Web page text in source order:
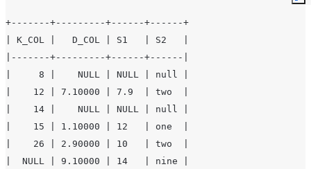
+-------+---------+------+------+
| K_COL |   D_COL | S1   | S2   |
|-------+---------+------+------|
|     8 |    NULL | NULL | null |
|    12 | 7.10000 | 7.9  | two  |
|    14 |    NULL | NULL | null |
|    15 | 1.10000 | 12   | one  |
|    26 | 2.90000 | 10   | two  |
|  NULL | 9.10000 | 14   | nine |